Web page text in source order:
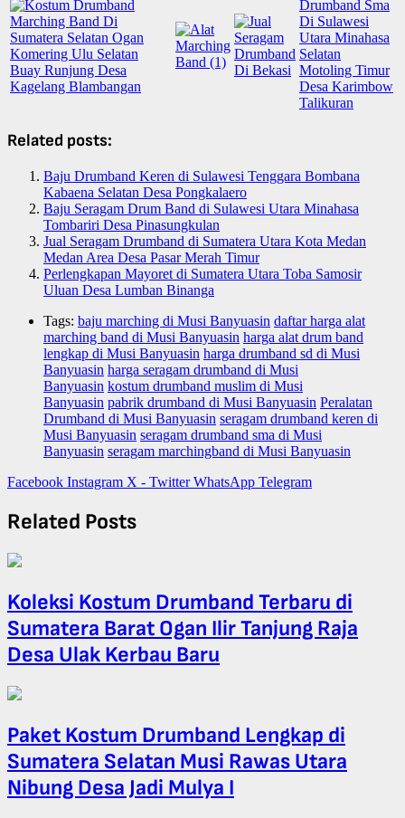
Related posts:
Baju Drumband Keren di Sulawesi Tenggara Bombana
Kabaena Selatan Desa Pongkalaero
Baju Seragam Drum Band di Sulawesi Utara Minahasa
Tombariri Desa Pinasungkulan
Jual Seragam Drumband di Sumatera Utara Kota Medan
Medan Area Desa Pasar Merah Timur
Perlengkapan Mayoret di Sumatera Utara Toba Samosir
Uluan Desa Lumban Binanga
Tags: baju marching di Musi Banyuasin daftar harga alat
marching band di Musi Banyuasin harga alat drum band
lengkap di Musi Banyuasin harga drumband sd di Musi
Banyuasin harga seragam drumband di Musi
Banyuasin kostum drumband muslim di Musi
Banyuasin pabrik drumband di Musi Banyuasin Peralatan
Drumband di Musi Banyuasin seragam drumband keren di
Musi Banyuasin seragam drumband sma di Musi
Banyuasin seragam marchingband di Musi Banyuasin
Facebook Instagram X - Twitter WhatsApp Telegram
Related Posts
Koleksi Kostum Drumband Terbaru di
Sumatera Barat Ogan Ilir Tanjung Raja
Desa Ulak Kerbau Baru
Paket Kostum Drumband Lengkap di
Sumatera Selatan Musi Rawas Utara
Nibung Desa Jadi Mulya I